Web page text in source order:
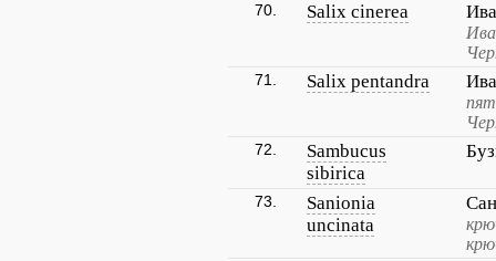
70. Salix cinerea
71. Salix pentandra
72.
Sambucus
sibirica
73.
Sanionia
uncinata